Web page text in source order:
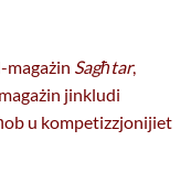
magażin Sagħtar,
jinkludi
u kompetizzjonijiet